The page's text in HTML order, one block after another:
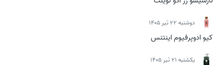
دوشنبه 22 تیر 1405
کیو ادوپرفیوم اینتنس
يكشنبه 21 تیر 1405